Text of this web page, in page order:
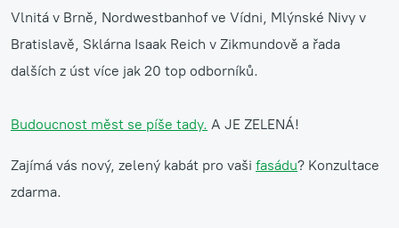
Vlnitá v Brně, Nordwestbanhof ve Vídni, Mlýnské Nivy v
Bratislavě, Sklárna Isaak Reich v Zikmundově a řada
dalších z úst více jak 20 top odborníků.
Budoucnost měst se píše tady. A JE ZELENÁ!
Zajímá vás nový, zelený kabát pro vaši fasádu? Konzultace
zdarma.